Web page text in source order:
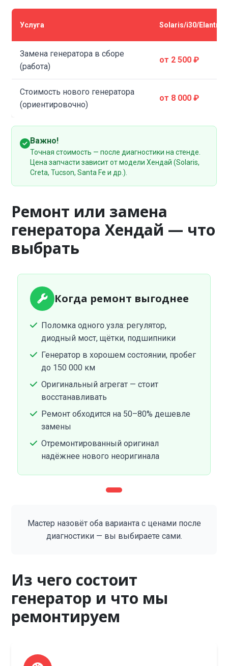
Услуга Solaris/i30/Elantra
Замена генератора в сборе
(работа)
от 2 500 ₽
Стоимость нового генератора
(ориентировочно)
от 8 000 ₽
Важно!
Точная стоимость — после диагностики на стенде.
Цена запчасти зависит от модели Хендай (Solaris,
Creta, Tucson, Santa Fe и др.).
Ремонт или замена
генератора Хендай — что
выбрать
Когда ремонт выгоднее
Поломка одного узла: регулятор,
диодный мост, щётки, подшипники
Генератор в хорошем состоянии, пробег
до 150 000 км
Оригинальный агрегат — стоит
восстанавливать
Ремонт обходится на 50–80% дешевле
замены
Отремонтированный оригинал
надёжнее нового неоригинала
Мастер назовёт оба варианта с ценами после
диагностики — вы выбираете сами.
Из чего состоит
генератор и что мы
ремонтируем